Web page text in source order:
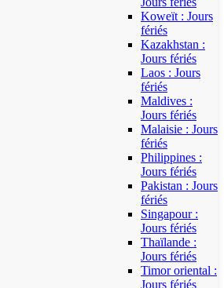
Koweït : Jours
fériés
Kazakhstan :
Jours fériés
Laos : Jours
fériés
Maldives :
Jours fériés
Malaisie : Jours
fériés
Philippines :
Jours fériés
Pakistan : Jours
fériés
Singapour :
Jours fériés
Thaïlande :
Jours fériés
Timor oriental :
Jours fériés